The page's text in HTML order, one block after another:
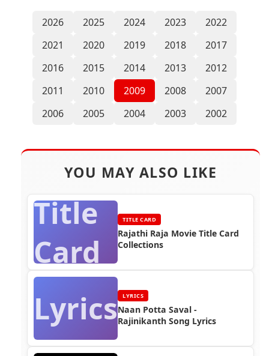
2026 2025 2024 2023
2022
2021
2020 2019 2018
2017
2016
2015 2014 2013
2012
2011
2010 2009 2008
2007
2006
2005 2004 2003 2002
YOU MAY ALSO LIKE
Title
Card
TITLE CARD
Rajathi Raja Movie Title Card
Collections
Lyrics LYRICS
Naan Potta Saval -
Rajinikanth Song Lyrics